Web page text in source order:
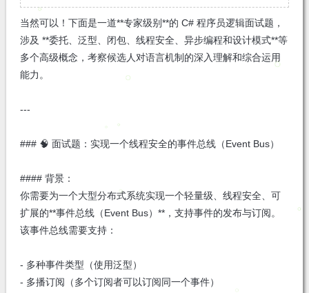
当然可以！下面是一道**专家级别**的 C# 程序员逻辑面试题，
涉及 **委托、泛型、闭包、线程安全、异步编程和设计模式**等
多个高级概念，考察候选人对语言机制的深入理解和综合运用
能力。
---
### 🧠 面试题：实现一个线程安全的事件总线（Event Bus）
#### 背景：
你需要为一个大型分布式系统实现一个轻量级、线程安全、可
扩展的**事件总线（Event Bus）**，支持事件的发布与订阅。
该事件总线需要支持：
- 多种事件类型（使用泛型）
- 多播订阅（多个订阅者可以订阅同一个事件）